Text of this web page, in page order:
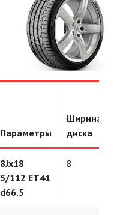
Параметры
Ширина
диска
8Jx18
5/112 ET41
d66.5
8